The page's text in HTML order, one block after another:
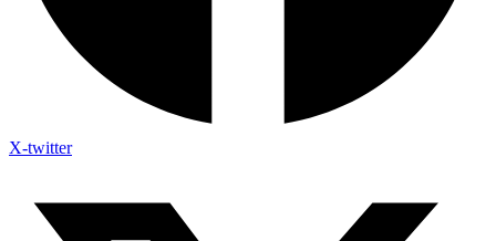
X-twitter